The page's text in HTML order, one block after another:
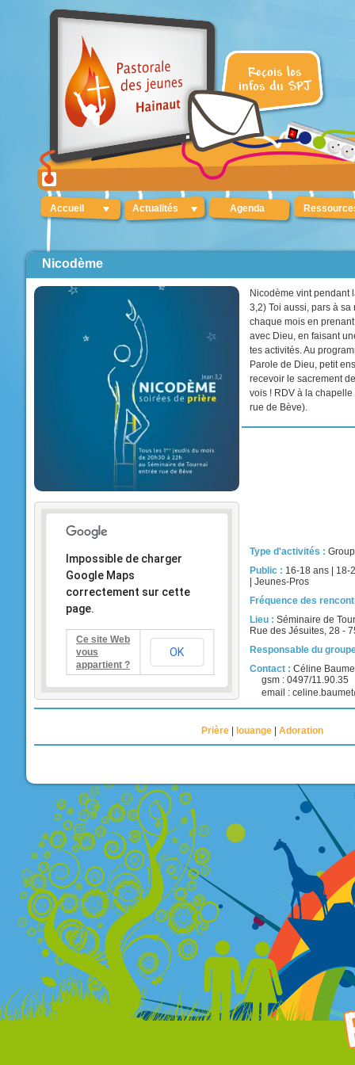
Accueil Actualités Agenda
Nicodème
Nicodème vint
3,2) Toi aussi, pars à
chaque mois en
avec Dieu, en faisant
tes activités. Au
Parole de Dieu, petit
recevoir le sacrement
vois ! RDV à la
rue de Bève).
Impossible de charger
Google Maps
correctement sur cette
page.
Ce site Web
vous
appartient ?
OK
Type d'activités :
Public : 16-18 ans
18-
|Jeunes-Pros
Fréquence des
Lieu :Séminaire de
Rue des Jésuites, 28 -
Responsable du
Contact :Céline
gsm : 0497/11.90.35
email :
Prière louange Adoration